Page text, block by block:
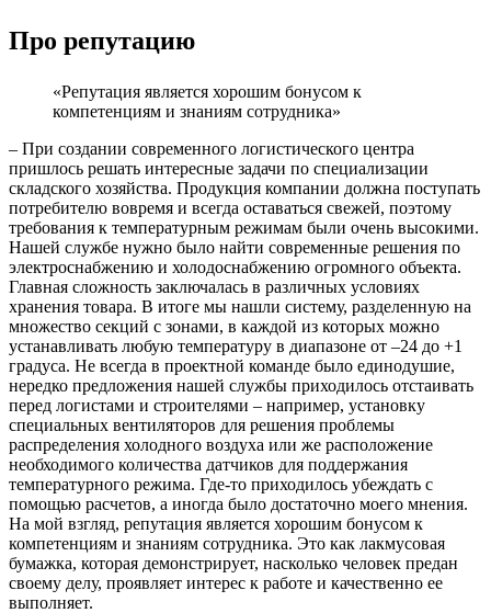
Про репутацию
«Репутация является хорошим бонусом к
компетенциям и знаниям сотрудника»
– При создании современного логистического центра
пришлось решать интересные задачи по специализации
складского хозяйства. Продукция компании должна поступать
потребителю вовремя и всегда оставаться свежей, поэтому
требования к температурным режимам были очень высокими.
Нашей службе нужно было найти современные решения по
электроснабжению и холодоснабжению огромного объекта.
Главная сложность заключалась в различных условиях
хранения товара. В итоге мы нашли систему, разделенную на
множество секций с зонами, в каждой из которых можно
устанавливать любую температуру в диапазоне от –24 до +1
градуса. Не всегда в проектной команде было единодушие,
нередко предложения нашей службы приходилось отстаивать
перед логистами и строителями – например, установку
специальных вентиляторов для решения проблемы
распределения холодного воздуха или же расположение
необходимого количества датчиков для поддержания
температурного режима. Где-то приходилось убеждать с
помощью расчетов, а иногда было достаточно моего мнения.
На мой взгляд, репутация является хорошим бонусом к
компетенциям и знаниям сотрудника. Это как лакмусовая
бумажка, которая демонстрирует, насколько человек предан
своему делу, проявляет интерес к работе и качественно ее
выполняет.